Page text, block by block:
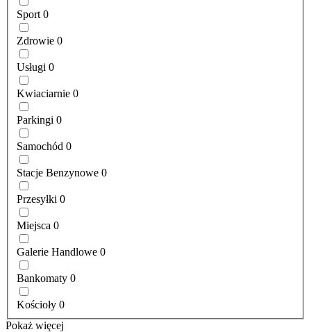
Sport 0
Zdrowie 0
Usługi 0
Kwiaciarnie 0
Parkingi 0
Samochód 0
Stacje Benzynowe 0
Przesyłki 0
Miejsca 0
Galerie Handlowe 0
Bankomaty 0
Kościoły 0
Pokaż więcej